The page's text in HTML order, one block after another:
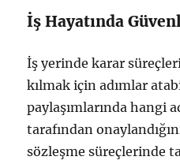
İş Hayatında
İş yerinde karar
kılmak için adımlar
paylaşımlarında hangi
tarafından
sözleşme süreçlerinde